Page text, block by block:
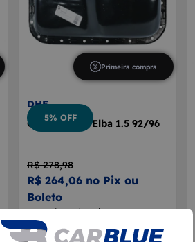
Primeira compra
DHF
Cárter Motor Elba 1.5 92/96
R$ 278,98
R$ 264,06 no Pix ou
Boleto
em até 5x de R$ 52,81 sem
juros
5% OFF